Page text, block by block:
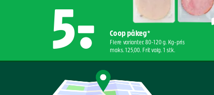
5,- Coop pålæg*
Flere varianter. 80-120 g. Kg-pris
maks. 125,00. Frit valg. 1 stk.